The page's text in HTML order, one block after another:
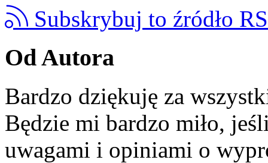
Subskrybuj to źródło
Od Autora
Bardzo dziękuję za
Będzie mi bardzo miło,
uwagami i opiniami o